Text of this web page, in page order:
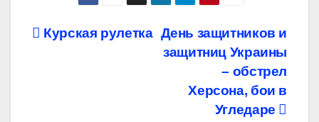
Навигация День защитников и
защитниц Украины
– обстрел
Херсона, бои в
Угледаре
Курская рулетка